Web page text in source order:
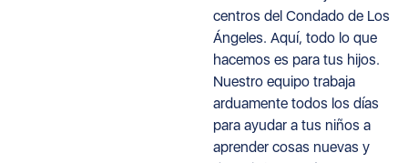
centros del Condado de Los
Ángeles. Aquí, todo lo que
hacemos es para tus hijos.
Nuestro equipo trabaja
arduamente todos los días
para ayudar a tus niños a
aprender cosas nuevas y